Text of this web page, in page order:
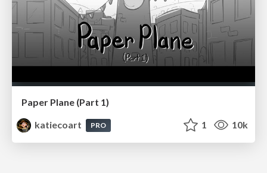
Paper Plane (Part 1)
katiecoart
PRO 1 10k